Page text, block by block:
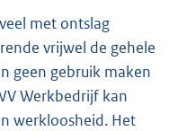
met ontslag
vrijwel de gehele
geen gebruik maken
Werkbedrijf kan
werkloosheid. Het